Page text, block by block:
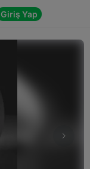
Giriş Yap
 